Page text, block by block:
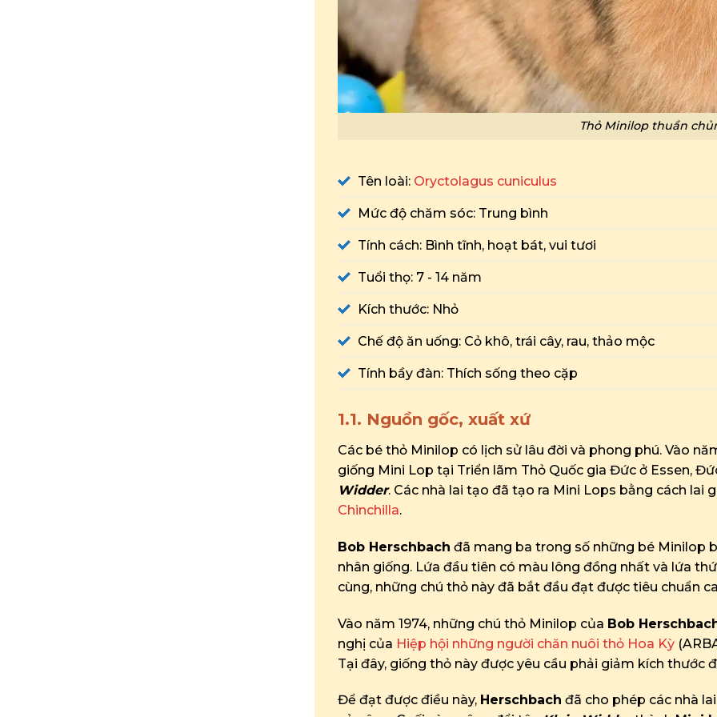
Thỏ Minilop thuần
Tên loài: Oryctolagus cuniculus
Mức độ chăm sóc: Trung bình
Tính cách: Bình tĩnh, hoạt bát, vui tươi
Tuổi thọ: 7 - 14 năm
Kích thước: Nhỏ
Chế độ ăn uống: Cỏ khô, trái cây, rau, thảo mộc
Tính bầy đàn: Thích sống theo cặp
1.1. Nguồn gốc, xuất xứ
Các bé thỏ Minilop có lịch sử lâu đời và phong phú. Vào
giống Mini Lop tại Triển lãm Thỏ Quốc gia Đức ở Essen,
Widder. Các nhà lai tạo đã tạo ra Mini Lops bằng cách lai
Chinchilla.
Bob Herschbach đã mang ba trong số những bé Minilop
nhân giống. Lứa đầu tiên có màu lông đồng nhất và lứa
cùng, những chú thỏ này đã bắt đầu đạt được tiêu chuẩn
Vào năm 1974, những chú thỏ Minilop của Bob
nghị của Hiệp hội những người chăn nuôi thỏ Hoa Kỳ
Tại đây, giống thỏ này được yêu cầu phải giảm kích thước
Để đạt được điều này, Herschbach đã cho phép các nhà